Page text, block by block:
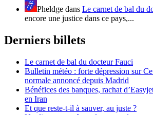
Pheldge dans Le carnet de bal du
encore une justice dans ce pays,...
Derniers billets
Le carnet de bal du docteur Fauci
Bulletin météo : forte dépression sur
normale annoncé depuis Madrid
Bénéfices des banques, rachat
en Iran
Et que reste-t-il à sauver, au juste ?